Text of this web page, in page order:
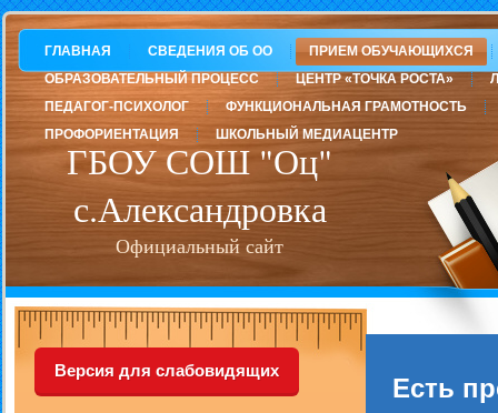
ГБОУ СОШ "Оц"
с.Александровка
Официальный сайт
ГЛАВНАЯ СВЕДЕНИЯ ОБ ОО
ПРИЕМ ОБУЧАЮЩИХСЯ
ОБРАЗОВАТЕЛЬНЫЙ ПРОЦЕСС
ЦЕНТР «ТОЧКА РОСТА»
ПЕДАГОГ-ПСИХОЛОГ
ФУНКЦИОНАЛЬНАЯ ГРАМОТНОСТЬ
ПРОФОРИЕНТАЦИЯ
ШКОЛЬНЫЙ МЕДИАЦЕНТР
Версия для слабовидящих
Есть